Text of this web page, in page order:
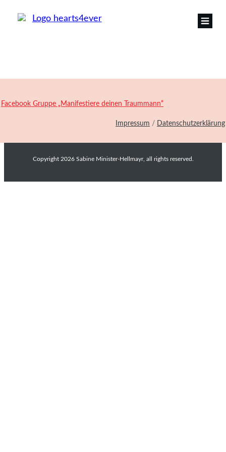
Facebook Gruppe „Manifestiere deinen Traummann“
Impressum / Datenschutzerklärung
Copyright 2026 Sabine Minister-Hellmayr, all rights reserved.